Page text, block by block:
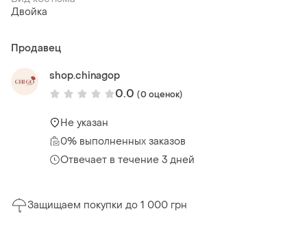
Двойка
Продавец
shop.chinagop
0.0 (0 оценок)
Не указан
0% выполненных заказов
Отвечает в течение 3 дней
Защищаем покупки до 1 000 грн